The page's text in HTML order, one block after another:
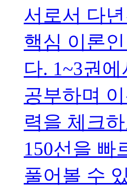
서로서 다
핵심 이론
다. 1~3권
공부하며
력을 체크
150선을 빠
풀어볼 수